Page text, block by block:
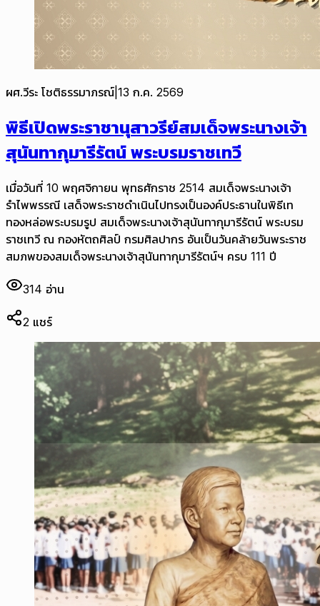
ผศ.วีระ โชติธรรมาภรณ์ 13 ก.ค. 2569
พิธีเปิดพระราชานุสาวรีย์สมเด็จพระนางเจ้า
สุนันทากุมารีรัตน์ พระบรมราชเทวี
เมื่อวันที่ 10 พฤศจิกายน พุทธศักราช 2514 สมเด็จพระนางเจ้า
รำไพพรรณี เสด็จพระราชดำเนินไปทรงเป็นองค์ประธานในพิธีเท
ทองหล่อพระบรมรูป สมเด็จพระนางเจ้าสุนันทากุมารีรัตน์ พระบรม
ราชเทวี ณ กองหัตถศิลป์ กรมศิลปากร อันเป็นวันคล้ายวันพระราช
สมภพของสมเด็จพระนางเจ้าสุนันทากุมารีรัตน์ฯ ครบ 111 ปี
314 อ่าน
2 แชร์